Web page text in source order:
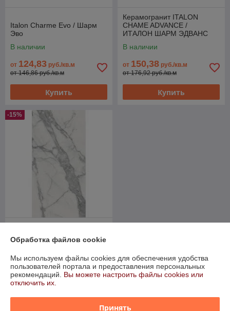
Italon Charme Evo / Шарм
Эво
В наличии
от 124,83 руб./кв.м
от 146,86 руб./кв.м
Купить
Керамогранит ITALON
CHAME ADVANCE /
ИТАЛОН ШАРМ ЭДВАНС
В наличии
от 150,38 руб./кв.м
от 176,92 руб./кв.м
Купить
-15%
Evo / Шарм Эво Статуарио
от124,86руб./кв.м
от 146,89 руб./кв.м
Обработка файлов cookie
Мы используем файлы cookies для обеспечения удобства
пользователей портала и предоставления персональных
рекомендаций. Вы можете настроить файлы cookies или
отключить их.
Принять